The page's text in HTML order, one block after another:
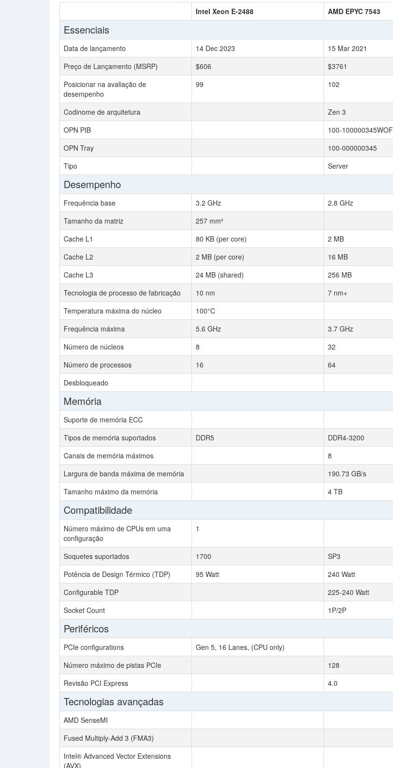
Intel Xeon E-2488 AMD EPYC 7543
Essenciais
Data de lançamento 14 Dec 2023
15 Mar 2021
Preço de Lançamento (MSRP)
$606
$3761
Posicionar na avaliação de
desempenho
99 102
Codinome de arquitetura
Zen 3
OPN PIB
100-100000345WOF
OPN Tray
100-000000345
Tipo
Server
Desempenho
Frequência base 3.2 GHz
2.8 GHz
Tamanho da matriz
257 mm²
Cache L1
80 KB (per core)
2 MB
Cache L2
2 MB (per core)
16 MB
Cache L3
24 MB (shared)
256 MB
Tecnologia de processo de fabricação
10 nm
7 nm+
Temperatura máxima do núcleo
100°C
Frequência máxima
5.6 GHz
3.7 GHz
Número de núcleos
8
32
Número de processos
16
64
Desbloqueado
Memória
Suporte de memória ECC
Tipos de memória suportados
DDR5
DDR4-3200
Canais de memória máximos
8
Largura de banda máxima de memória
190.73 GB/s
Tamanho máximo da memória
4 TB
Compatibilidade
Número máximo de CPUs em uma
configuração
1
Soquetes suportados 1700
SP3
Potência de Design Térmico (TDP)
95 Watt
240 Watt
Configurable TDP
225-240 Watt
Socket Count
1P/2P
Periféricos
PCIe configurations
Gen 5, 16 Lanes, (CPU only)
Número máximo de pistas PCIe
128
Revisão PCI Express
4.0
Tecnologias avançadas
AMD SenseMI
Fused Multiply-Add 3 (FMA3)
Intel® Advanced Vector Extensions
(AVX)